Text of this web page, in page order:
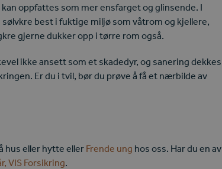
oppfattes som mer ensfarget og glinsende. I
best i fuktige miljø som våtrom og kjellere,
gjerne dukker opp i tørre rom også.
ikke ansett som et skadedyr, og sanering dekkes
Er du i tvil, bør du prøve å få et nærbilde av
hus eller hytte eller Frende ung hos oss. Har du en av
VIS Forsikring.